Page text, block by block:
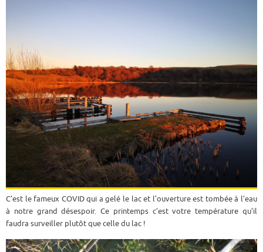
C’est le fameux COVID qui a gelé le lac et l’ouverture est tombée à l’eau
à notre grand désespoir. Ce printemps c’est votre température qu’il
faudra surveiller plutôt que celle du lac !